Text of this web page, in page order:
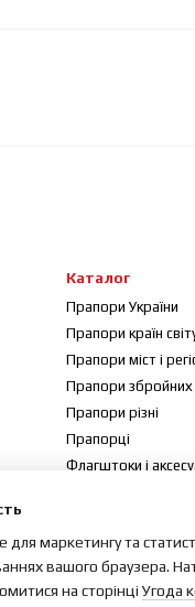
Каталог
Прапори України
Прапори країн
Прапори міст і
Прапори збройних
Прапори різні
Прапорці
Флагштоки і
маркетингу та
вашого браузера.
на сторінціУгода